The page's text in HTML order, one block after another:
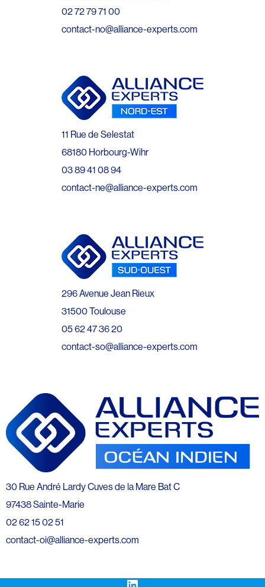
02 72 79 71 00
contact-no@alliance-experts.com
11 Rue de Selestat
68180 Horbourg-Wihr
03 89 41 08 94
contact-ne@alliance-experts.com
296 Avenue Jean Rieux
31500 Toulouse
05 62 47 36 20
contact-so@alliance-experts.com
30 Rue André Lardy Cuves de la Mare Bat C
97438 Sainte-Marie
02 62 15 02 51
contact-oi@alliance-experts.com